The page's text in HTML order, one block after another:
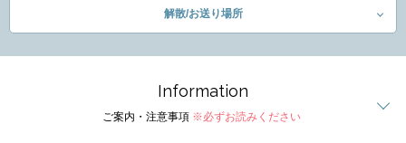
解散/お送り場所
Information
ご案内・注意事項 ※必ずお読みください